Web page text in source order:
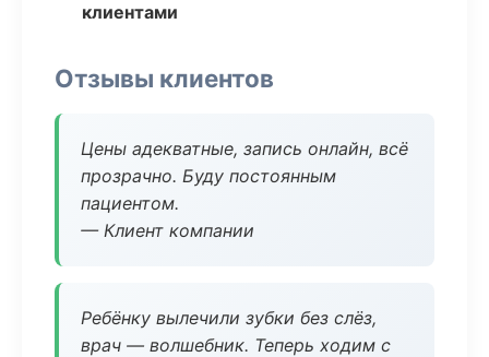
клиентами
Отзывы клиентов
Цены адекватные, запись онлайн, всё
прозрачно. Буду постоянным
пациентом.
— Клиент компании
Ребёнку вылечили зубки без слёз,
врач — волшебник. Теперь ходим с